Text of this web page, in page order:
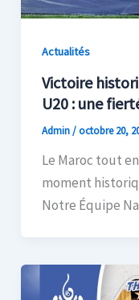
Actualités
Victoire
U20 : une
Admin/octobre 20,
Le Maroc tout
moment
Notre Équipe